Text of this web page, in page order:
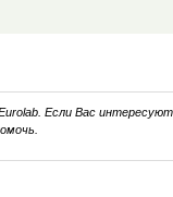
Если Вас